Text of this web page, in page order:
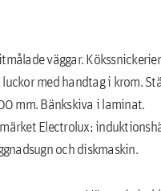
väggar.
med handtag i krom.
mm. Bänkskiva i laminat.
Electrolux;
och diskmaskin.